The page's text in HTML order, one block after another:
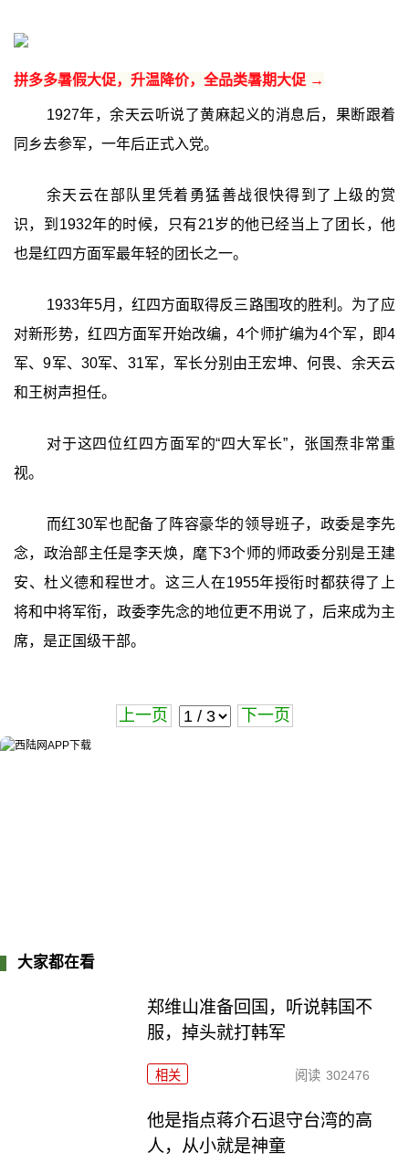
拼多多暑假大促，升温降价，全品类暑期大促 →
1927年，余天云听说了黄麻起义的消息后，果断跟着
同乡去参军，一年后正式入党。
余天云在部队里凭着勇猛善战很快得到了上级的赏
识，到1932年的时候，只有21岁的他已经当上了团长，他
也是红四方面军最年轻的团长之一。
1933年5月，红四方面取得反三路围攻的胜利。为了应
对新形势，红四方面军开始改编，4个师扩编为4个军，即4
军、9军、30军、31军，军长分别由王宏坤、何畏、余天云
和王树声担任。
对于这四位红四方面军的“四大军长”，张国焘非常重
视。
而红30军也配备了阵容豪华的领导班子，政委是李先
念，政治部主任是李天焕，麾下3个师的师政委分别是王建
安、杜义德和程世才。这三人在1955年授衔时都获得了上
将和中将军衔，政委李先念的地位更不用说了，后来成为主
席，是正国级干部。
上一页 下一页
大家都在看
郑维山准备回国，听说韩国不
服，掉头就打韩军
相关 阅读 302476
他是指点蒋介石退守台湾的高
人，从小就是神童